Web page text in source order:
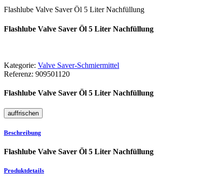
Flashlube Valve Saver Öl 5 Liter Nachfüllung
Flashlube Valve Saver Öl 5 Liter Nachfüllung
Kategorie: Valve Saver-Schmiermittel
Referenz: 909501120
Flashlube Valve Saver Öl 5 Liter Nachfüllung
Beschreibung
Flashlube Valve Saver Öl 5 Liter Nachfüllung
Produktdetails